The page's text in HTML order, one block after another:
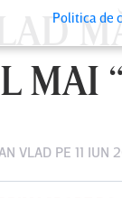
MAI
VLAD PE 11 IUN
21:30
Politica de